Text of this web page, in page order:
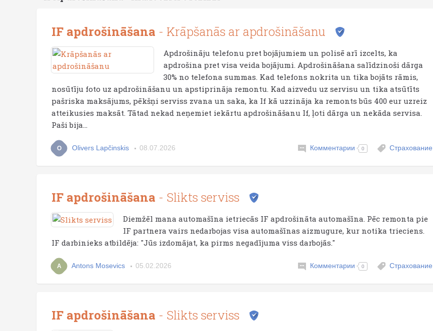
IF apdrošināšana - Krāpšanās ar apdrošināšanu
Apdrošināju telefonu pret bojājumiem un polisē arī izcelts, ka
apdrošina pret visa veida bojājumi. Apdrošināšana salīdzinoši dārga
30% no telefona summas. Kad telefons nokrita un tika bojāts rāmis,
nosūtīju foto uz apdrošināšanu un apstiprināja remontu. Kad aizvedu uz servisu un tika atsūtīts
pašriska maksājums, pēkšņi serviss zvana un saka, ka If kā uzzināja ka remonts būs 400 eur uzreiz
atteikusies maksāt. Tātad nekad neņemiet iekārtu apdrošināšanu If, ļoti dārga un nekāda servisa.
Paši bija...
O Olivers Lapčinskis 08.07.2026 Комментарии 0 Страхование
IF apdrošināšana - Slikts serviss
Diemžēl mana automašīna ietriecās IF apdrošināta automašīna. Pēc remonta pie
IF partnera vairs nedarbojas visa automašīnas aizmugure, kur notika trieciens.
IF darbinieks atbildēja: "Jūs izdomājat, ka pirms negadījuma viss darbojās."
A Antons Mosevics 05.02.2026 Комментарии 0 Страхование
IF apdrošināšana - Slikts serviss